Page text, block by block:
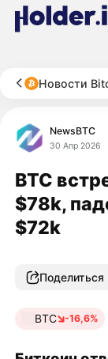
Новости
NewsBTC
30 Апр 2026
BTC
$78k,
$72k
Поделиться
BTC -16,6%